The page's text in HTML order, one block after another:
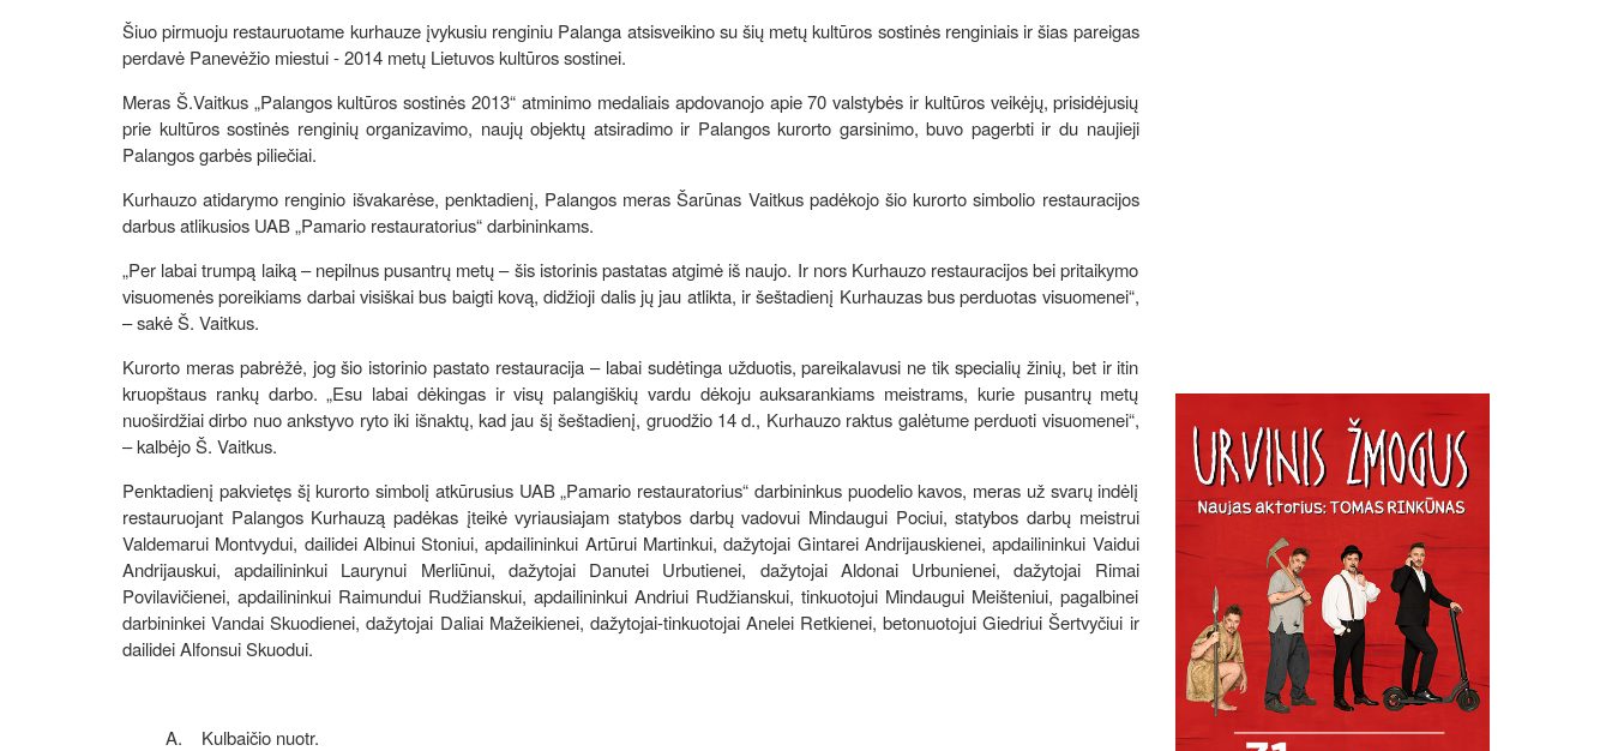
Šiuo pirmuoju restauruotame kurhauze įvykusiu renginiu Palanga atsisveikino su šių metų kultūros sostinės renginiais ir šias pareigas
perdavė Panevėžio miestui - 2014 metų Lietuvos kultūros sostinei.
Meras Š.Vaitkus „Palangos kultūros sostinės 2013“ atminimo medaliais apdovanojo apie 70 valstybės ir kultūros veikėjų, prisidėjusių
prie kultūros sostinės renginių organizavimo, naujų objektų atsiradimo ir Palangos kurorto garsinimo, buvo pagerbti ir du naujieji
Palangos garbės piliečiai.
Kurhauzo atidarymo renginio išvakarėse, penktadienį, Palangos meras Šarūnas Vaitkus padėkojo šio kurorto simbolio restauracijos
darbus atlikusios UAB „Pamario restauratorius“ darbininkams.
„Per labai trumpą laiką – nepilnus pusantrų metų – šis istorinis pastatas atgimė iš naujo. Ir nors Kurhauzo restauracijos bei pritaikymo
visuomenės poreikiams darbai visiškai bus baigti kovą, didžioji dalis jų jau atlikta, ir šeštadienį Kurhauzas bus perduotas visuomenei“,
– sakė Š. Vaitkus.
Kurorto meras pabrėžė, jog šio istorinio pastato restauracija – labai sudėtinga užduotis, pareikalavusi ne tik specialių žinių, bet ir itin
kruopštaus rankų darbo. „Esu labai dėkingas ir visų palangiškių vardu dėkoju auksarankiams meistrams, kurie pusantrų metų
nuoširdžiai dirbo nuo ankstyvo ryto iki išnaktų, kad jau šį šeštadienį, gruodžio 14 d., Kurhauzo raktus galėtume perduoti visuomenei“,
– kalbėjo Š. Vaitkus.
Penktadienį pakvietęs šį kurorto simbolį atkūrusius UAB „Pamario restauratorius“ darbininkus puodelio kavos, meras už svarų indėlį
restauruojant Palangos Kurhauzą padėkas įteikė vyriausiajam statybos darbų vadovui Mindaugui Pociui, statybos darbų meistrui
Valdemarui Montvydui, dailidei Albinui Stoniui, apdailininkui Artūrui Martinkui, dažytojai Gintarei Andrijauskienei, apdailininkui Vaidui
Andrijauskui, apdailininkui Laurynui Merliūnui, dažytojai Danutei Urbutienei, dažytojai Aldonai Urbunienei, dažytojai Rimai
Povilavičienei, apdailininkui Raimundui Rudžianskui, apdailininkui Andriui Rudžianskui, tinkuotojui Mindaugui Meišteniui, pagalbinei
darbininkei Vandai Skuodienei, dažytojai Daliai Mažeikienei, dažytojai-tinkuotojai Anelei Retkienei, betonuotojui Giedriui Šertvyčiui ir
dailidei Alfonsui Skuodui.
A. Kulbaičio nuotr.